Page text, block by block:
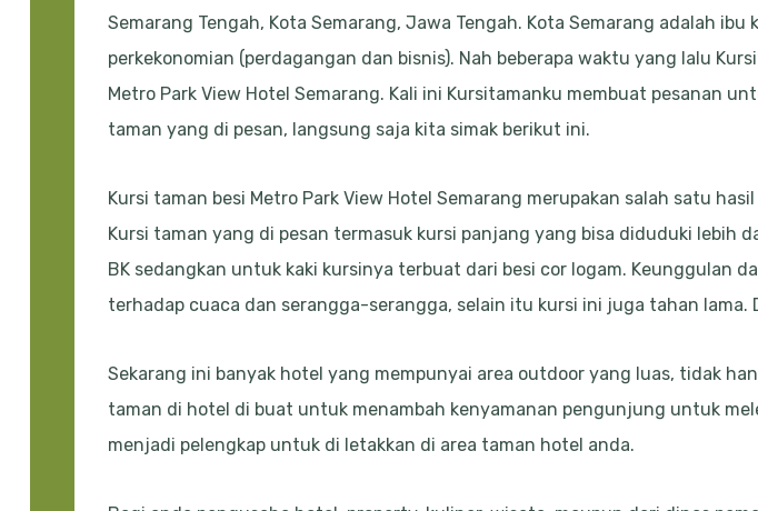
Semarang Tengah, Kota Semarang, Jawa Tengah. Kota Semarang adalah
perkekonomian (perdagangan dan bisnis). Nah beberapa waktu yang lalu
Metro Park View Hotel Semarang. Kali ini Kursitamanku membuat pesanan
taman yang di pesan, langsung saja kita simak berikut ini.
Kursi taman besi Metro Park View Hotel Semarang merupakan salah satu
Kursi taman yang di pesan termasuk kursi panjang yang bisa diduduki
BK sedangkan untuk kaki kursinya terbuat dari besi cor logam.
terhadap cuaca dan serangga-serangga, selain itu kursi ini juga tahan
Sekarang ini banyak hotel yang mempunyai area outdoor yang luas, tidak
taman di hotel di buat untuk menambah kenyamanan pengunjung untuk
menjadi pelengkap untuk di letakkan di area taman hotel anda.